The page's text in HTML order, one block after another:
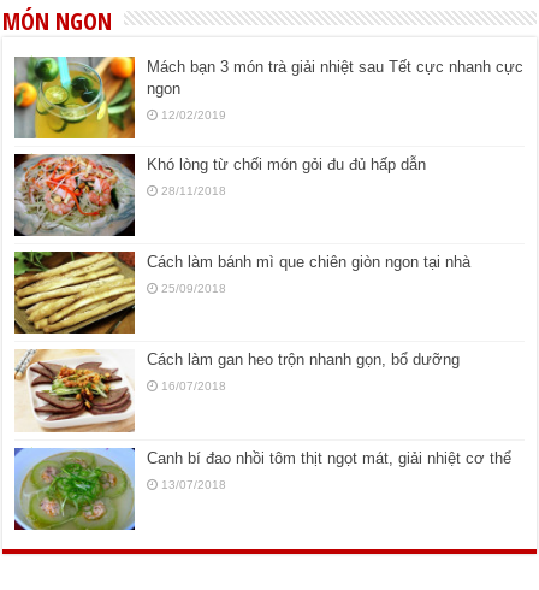
MÓN NGON
Mách bạn 3 món trà giải nhiệt sau Tết cực nhanh cực
ngon
12/02/2019
Khó lòng từ chối món gỏi đu đủ hấp dẫn
28/11/2018
Cách làm bánh mì que chiên giòn ngon tại nhà
25/09/2018
Cách làm gan heo trộn nhanh gọn, bổ dưỡng
16/07/2018
Canh bí đao nhồi tôm thịt ngọt mát, giải nhiệt cơ thể
13/07/2018